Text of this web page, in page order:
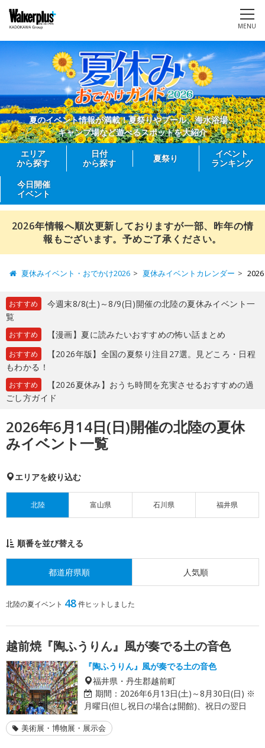
MENU
夏のイベント情報が満載！夏祭りやプール、海水浴場、
キャンプ場など遊べるスポットを大紹介
エリア
から探す
日付
から探す
夏祭り
イベント
ランキング
今日開催
イベント
2026年情報へ順次更新しておりますが一部、昨年の情
報もございます。予めご了承ください。
夏休みイベント・おでかけ2026 夏休みイベントカレンダー
おすすめ
今週末8/8(土)～8/9(日)開催の北陸の夏休みイベント一
覧
おすすめ 【漫画】夏に読みたいおすすめの怖い話まとめ
おすすめ
【2026年版】全国の夏祭り注目27選。見どころ・日程
もわかる！
おすすめ
【2026夏休み】おうち時間を充実させるおすすめの過
ごし方ガイド
2026年6月14日(日)開催の北陸の夏休
みイベント一覧
エリアを絞り込む
北陸 富山県 石川県 福井県
順番を並び替える
都道府県順 人気順
北陸の夏イベント 48件ヒットしました
越前焼『陶ふうりん』風が奏でる土の音色
『陶ふうりん』風が奏でる土の音色
福井県・丹生郡越前町
期間： 2026年6月13日(土)～8月30日(日) ※
月曜日(但し祝日の場合は開館)、祝日の翌日
美術展・博物展・展示会